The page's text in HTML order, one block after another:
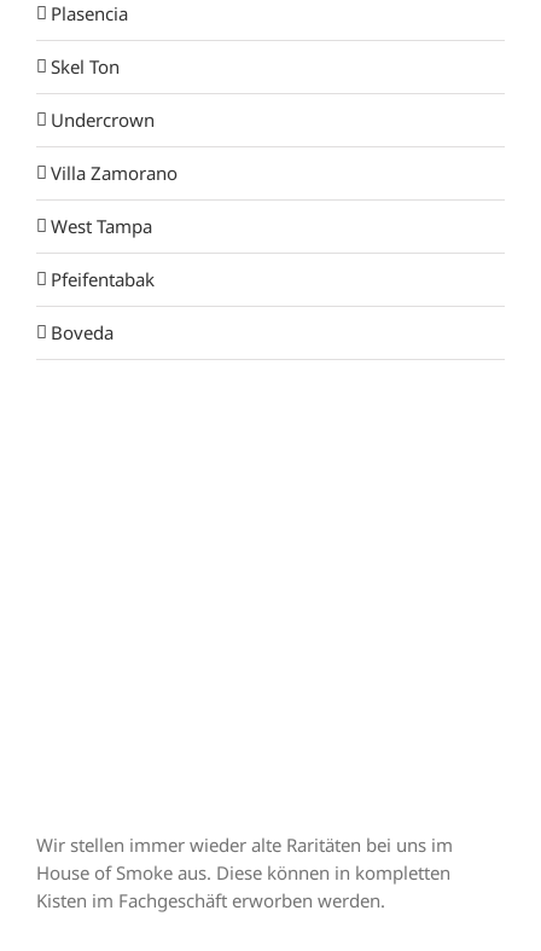
Plasencia
Skel Ton
Undercrown
Villa Zamorano
West Tampa
Pfeifentabak
Boveda
Wir stellen immer wieder alte Raritäten bei uns im
House of Smoke aus. Diese können in kompletten
Kisten im Fachgeschäft erworben werden.